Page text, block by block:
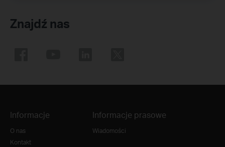
Znajdź nas
Informacje
O nas
Kontakt
Informacje prasowe
Wiadomości